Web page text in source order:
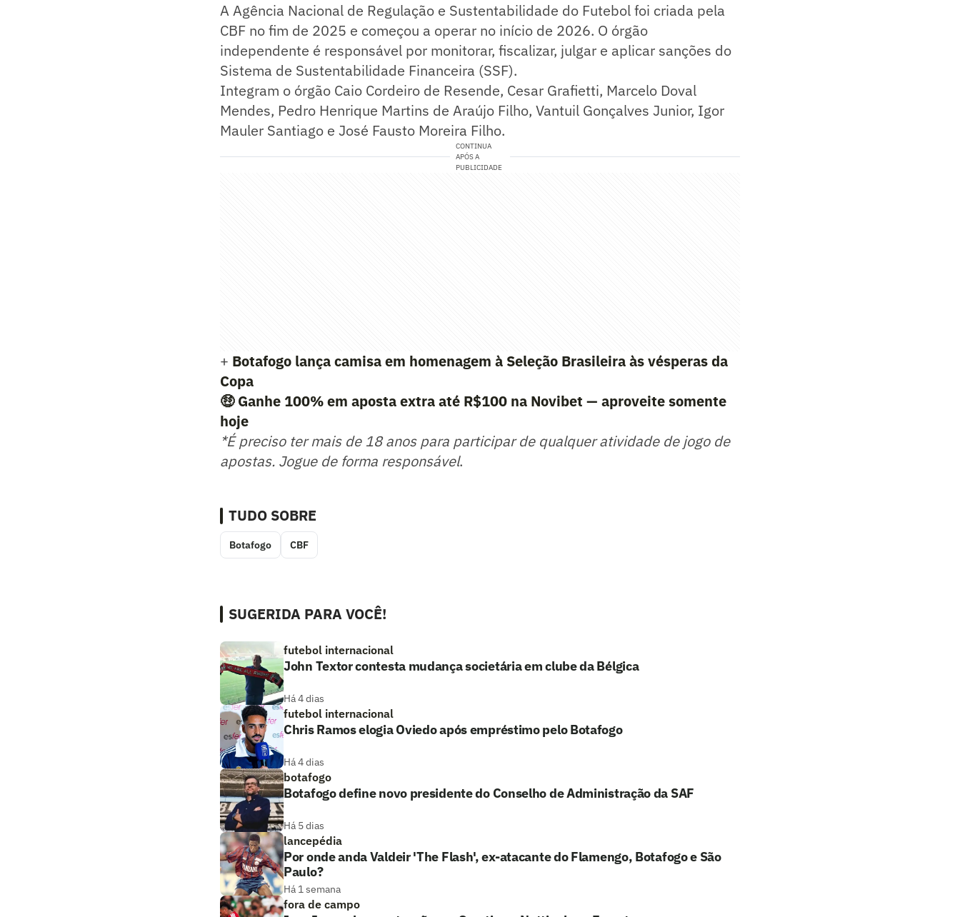
A Agência Nacional de Regulação e Sustentabilidade do Futebol foi criada pela
CBF no fim de 2025 e começou a operar no início de 2026. O órgão
independente é responsável por monitorar, fiscalizar, julgar e aplicar sanções do
Sistema de Sustentabilidade Financeira (SSF).
Integram o órgão Caio Cordeiro de Resende, Cesar Grafietti, Marcelo Doval
Mendes, Pedro Henrique Martins de Araújo Filho, Vantuil Gonçalves Junior, Igor
Mauler Santiago e José Fausto Moreira Filho.
CONTINUA
APÓS A
PUBLICIDADE
+ Botafogo lança camisa em homenagem à Seleção Brasileira às vésperas da
Copa
🤑Ganhe 100% em aposta extra até R$100 na Novibet — aproveite somente
hoje
*É preciso ter mais de 18 anos para participar de qualquer atividade de jogo de
apostas. Jogue de forma responsável.
TUDO SOBRE
Botafogo CBF
SUGERIDA PARA VOCÊ!
futebol internacional
John Textor contesta mudança societária em clube da Bélgica
Há 4 dias
futebol internacional
Chris Ramos elogia Oviedo após empréstimo pelo Botafogo
Há 4 dias
botafogo
Botafogo define novo presidente do Conselho de Administração da SAF
Há 5 dias
lancepédia
Por onde anda Valdeir 'The Flash', ex-atacante do Flamengo, Botafogo e São
Paulo?
Há 1 semana
fora de campo